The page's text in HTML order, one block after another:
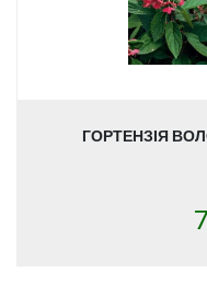
ГОРТЕНЗІЯ